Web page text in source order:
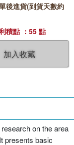
加入收藏
後進貨(到貨天數約
積點 ：55 點
on the area
presents basic